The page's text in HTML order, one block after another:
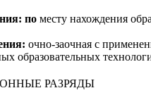
по месту нахождения
очно-заочная с
образовательных
РАЗРЯДЫ